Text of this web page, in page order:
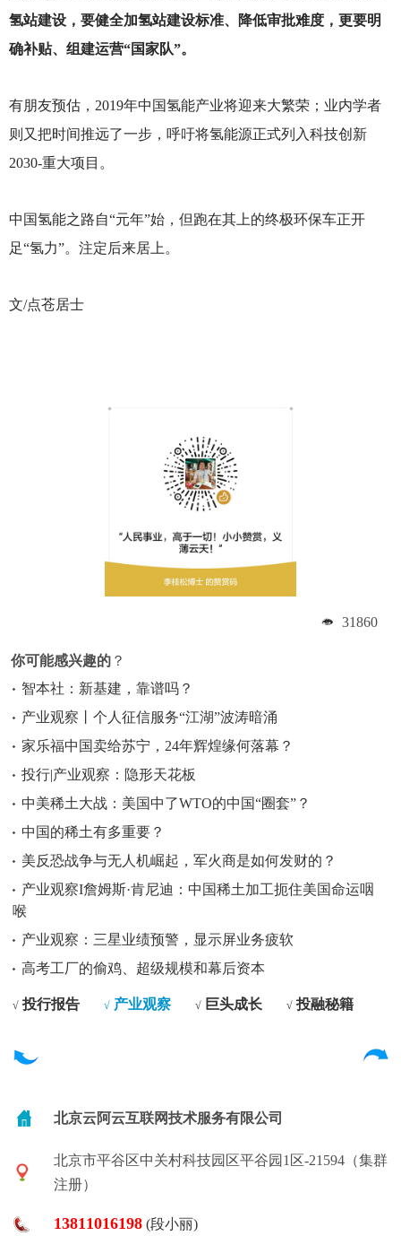
氢站建设，要健全加氢站建设标准、降低审批难度，更要明
确补贴、组建运营“国家队”。
有朋友预估，2019年中国氢能产业将迎来大繁荣；业内学者
则又把时间推远了一步，呼吁将氢能源正式列入科技创新
2030-重大项目。
中国氢能之路自“元年”始，但跑在其上的终极环保车正开
足“氢力”。注定后来居上。
文/点苍居士
31860
你可能感兴趣的 ？
智本社：新基建，靠谱吗？
产业观察丨个人征信服务“江湖”波涛暗涌
家乐福中国卖给苏宁，24年辉煌缘何落幕？
投行|产业观察：隐形天花板
中美稀土大战：美国中了WTO的中国“圈套”？
中国的稀土有多重要？
美反恐战争与无人机崛起，军火商是如何发财的？
产业观察I詹姆斯·肯尼迪：中国稀土加工扼住美国命运咽
喉
产业观察：三星业绩预警，显示屏业务疲软
高考工厂的偷鸡、超级规模和幕后资本
√ 投行报告 √ 产业观察 √ 巨头成长 √ 投融秘籍
北京云阿云互联网技术服务有限公司
北京市平谷区中关村科技园区平谷园1区-21594（集群
注册）
13811016198 (段小丽)